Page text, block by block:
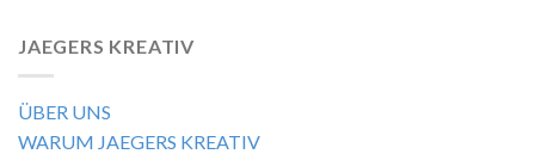
JAEGERS KREATIV
ÜBER UNS
WARUM JAEGERS KREATIV